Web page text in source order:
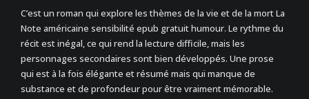
C’est un roman qui explore les thèmes de la vie et de la mort La
Note américaine sensibilité epub gratuit humour. Le rythme du
récit est inégal, ce qui rend la lecture difficile, mais les
personnages secondaires sont bien développés. Une prose
qui est à la fois élégante et résumé mais qui manque de
substance et de profondeur pour être vraiment mémorable.